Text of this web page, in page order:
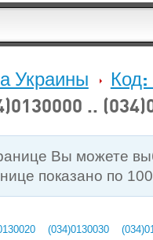
Украины
Код:
..
Вы можете
показано по
(034)0130030